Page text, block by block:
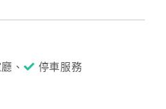
、 停車服務